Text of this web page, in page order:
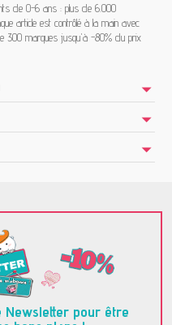
de 0-6 ans : plus de 6.000
article est contrôlé à la main avec
300 marques jusqu'à -80% du prix
pour être